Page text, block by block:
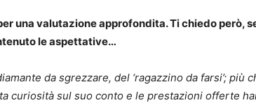
una valutazione approfondita. Ti chiedo però,
le aspettative…
da sgrezzare, del ‘ragazzino da farsi’; più
curiosità sul suo conto e le prestazioni offerte